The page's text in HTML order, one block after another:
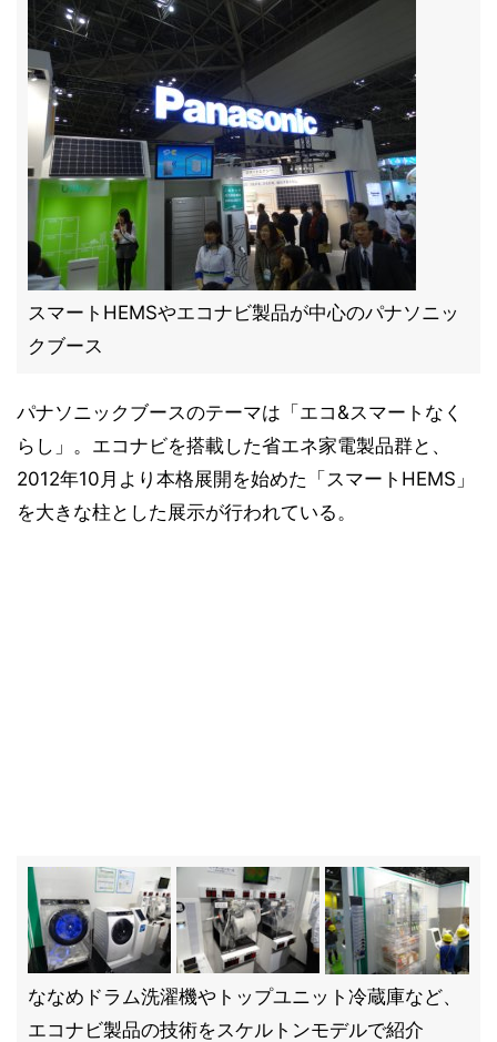
スマートHEMSやエコナビ製品が中心のパナソニッ
クブース
パナソニックブースのテーマは「エコ&スマートなく
らし」。エコナビを搭載した省エネ家電製品群と、
2012年10月より本格展開を始めた「スマートHEMS」
を大きな柱とした展示が行われている。
ななめドラム洗濯機やトップユニット冷蔵庫など、
エコナビ製品の技術をスケルトンモデルで紹介